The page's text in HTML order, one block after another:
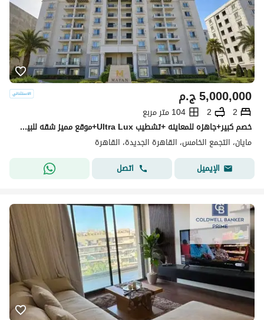
ج.م5,000,000
2
2
104 متر مربع
خصم كبير+جاهزه للمعاينه +تشطيب Ultra Lux+موقع مميز شقه للبيع في كمبوند مايان التجمع الخامس بين سوان ليك حسن علام و LMD دقايق من HYDE PARK & MIVIDA
مايان، التجمع الخامس، القاهرة الجديدة، القاهرة
الإيميل
اتصل